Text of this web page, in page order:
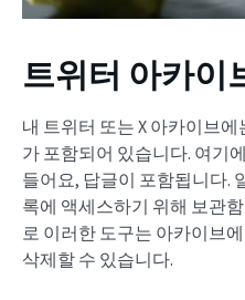
트위터 아카이
내 트위터 또는 X 아카이브
가 포함되어 있습니다. 여기
들어요, 답글이 포함됩니다.
록에 액세스하기 위해 보관
로 이러한 도구는 아카이브
삭제할 수 있습니다.